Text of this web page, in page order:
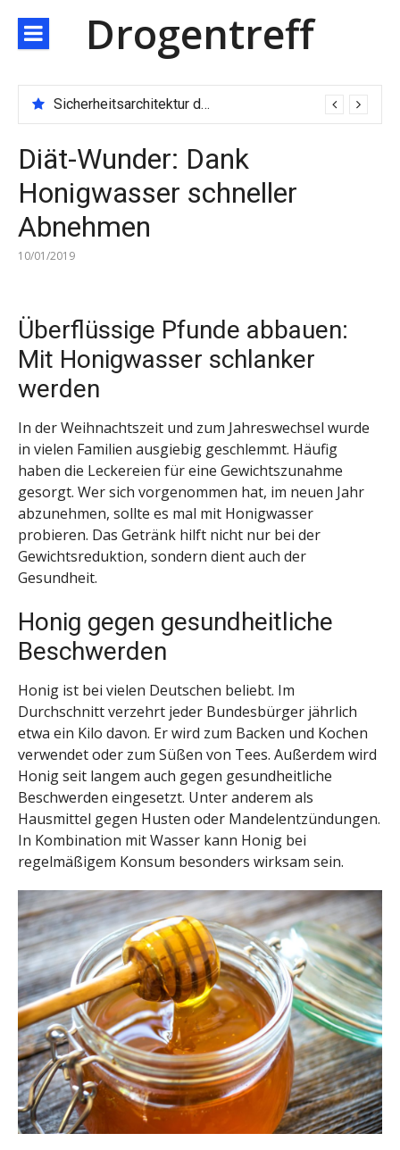
zum
Inhalt
Drogentreff
Sicherheitsarchitektur der nächsten Generation: JARXE kombiniert Multi-Wallet und MPC als Schutzschild für digitales Vertrauen
Diät-Wunder: Dank
Honigwasser schneller
Abnehmen
10/01/2019
Überflüssige Pfunde abbauen:
Mit Honigwasser schlanker
werden
In der Weihnachtszeit und zum Jahreswechsel wurde
in vielen Familien ausgiebig geschlemmt. Häufig
haben die Leckereien für eine Gewichtszunahme
gesorgt. Wer sich vorgenommen hat, im neuen Jahr
abzunehmen, sollte es mal mit Honigwasser
probieren. Das Getränk hilft nicht nur bei der
Gewichtsreduktion, sondern dient auch der
Gesundheit.
Honig gegen gesundheitliche
Beschwerden
Honig ist bei vielen Deutschen beliebt. Im
Durchschnitt verzehrt jeder Bundesbürger jährlich
etwa ein Kilo davon. Er wird zum Backen und Kochen
verwendet oder zum Süßen von Tees. Außerdem wird
Honig seit langem auch gegen gesundheitliche
Beschwerden eingesetzt. Unter anderem als
Hausmittel gegen Husten oder Mandelentzündungen.
In Kombination mit Wasser kann Honig bei
regelmäßigem Konsum besonders wirksam sein.